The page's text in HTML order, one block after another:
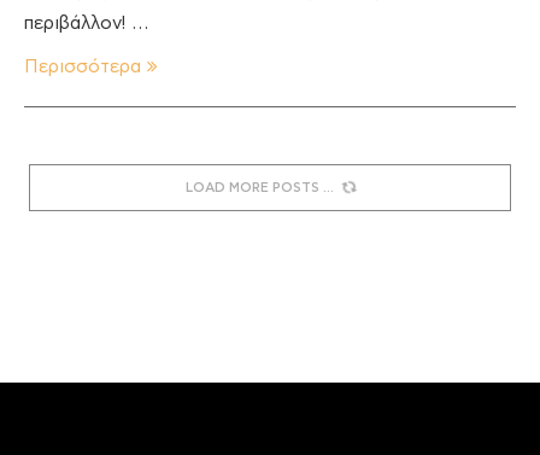
περιβάλλον! …
Περισσότερα
LOAD MORE POSTS